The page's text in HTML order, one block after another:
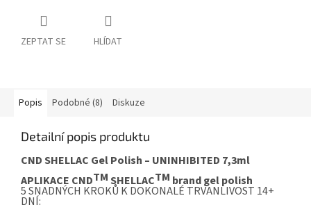
ZEPTAT SE HLÍDAT
Popis Podobné (8) Diskuze
Detailní popis produktu
CND SHELLAC Gel Polish – UNINHIBITED 7,3ml
APLIKACE CNDTMSHELLACTM brand gel polish
5 SNADNÝCH KROKŮ K DOKONALÉ TRVANLIVOST 14+
DNÍ: